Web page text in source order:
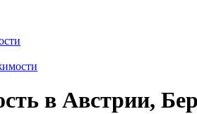
в Австрии,